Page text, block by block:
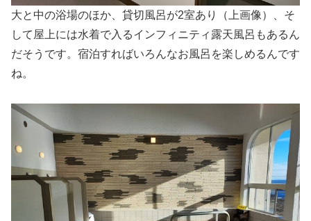
大と中の浴場のほか、貸切風呂が2室あり（上画像）、そ
して屋上には水着で入るインフィニティ露天風呂もあるん
だそうです。宿泊すればいろんなお風呂を楽しめるんです
ね。